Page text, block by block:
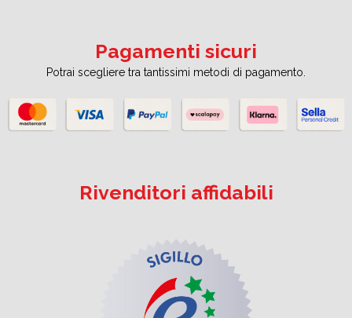
Pagamenti sicuri
Potrai scegliere tra tantissimi metodi di pagamento.
Rivenditori affidabili